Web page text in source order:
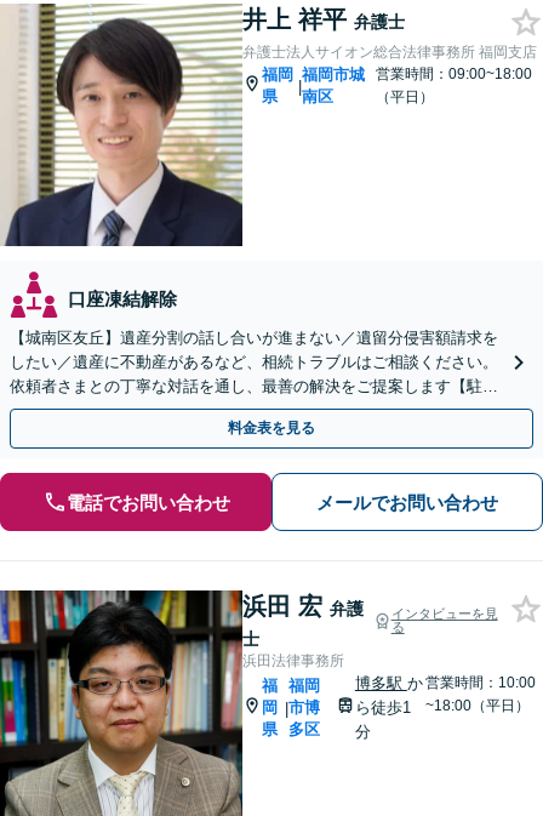
井上 祥平 弁護士
弁護士法人サイオン総合法律事務所 福岡支店
福岡
県
|
福岡市城
南区
営業時間：09:00~18:00
（平日）
口座凍結解除
【城南区友丘】遺産分割の話し合いが進まない／遺留分侵害額請求を
したい／遺産に不動産があるなど、相続トラブルはご相談ください。
依頼者さまとの丁寧な対話を通し、最善の解決をご提案します【駐車
場あり】【バス停目の前】
料金表を見る
電話でお問い合わせ メールでお問い合わせ
浜田 宏 弁護
士
インタビューを見
る
浜田法律事務所
福
岡
県
|
福岡
市博
多区
博多駅 か
ら徒歩1
分
営業時間：10:00
~18:00（平日）